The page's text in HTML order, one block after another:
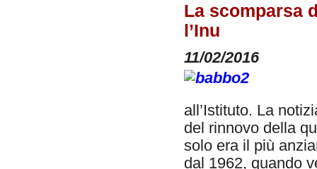
La scomparsa
l’Inu
11/02/2016
all’Istituto. La
del rinnovo della
solo era il più
dal 1962, quando